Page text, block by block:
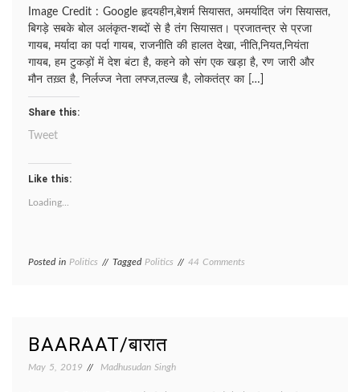
Image Credit : Google हृदयहीन,बेशर्म सियासत, अमर्यादित जंग सियासत,
बिगड़े सबके बोल अलंकृत-शब्दों से है तंग सियासत। प्रजातन्त्र से प्रजा
गायब, मर्यादा का पर्दा गायब, राजनीति की हालत देखा, नीति,नियत,नियंता
गायब, हम टुकड़ों में देश बंटा है, कहने को संग एक खड़ा है, रण जारी और
मौन तख़्त है, निर्लज्ज नेता लफ्ज,तल्ख है, लोकतंत्र का […]
Share this:
Tweet
Like this:
Loading...
Posted in Politics Tagged Politics 44 Comments
BAARAAT/बारात
May 5, 2019 Madhusudan Singh